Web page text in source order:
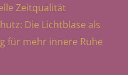
Zeitqualität
Die Lichtblase als
für mehr innere Ruhe